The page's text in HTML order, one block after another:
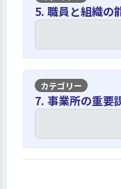
では、写真
具体的に分
理解につな
園長は、方
任に基づき
経営層の役
図および
容の把握を
意向は、年
２回の面談
じて把握し
は、市役所
会、民生委
から情報を
等の地域特
把握した情
て支援に活
保育に従事
法、規範、
に関わる心
アル）等を
知していま
自己評価シ
範や倫理の
り、職員の
決等につい
等の設置に
し、重要
危機管理意
ながら安全
す
園運営にお
管理マニュ
練の実施な
の避難訓練
た訓練や、
5. 職員と組織の
【講評】
経験年数や
ス等を考え
ています
7. 事業所の重要
1. 事業所の重